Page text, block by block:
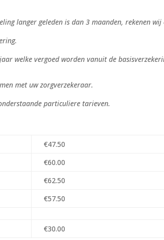
langer geleden is dan 3 maanden, rekenen wij
welke vergoed worden vanuit de
met uw zorgverzekeraar.
particuliere tarieven.
€47.50
€60.00
€62.50
€57.50
€30.00